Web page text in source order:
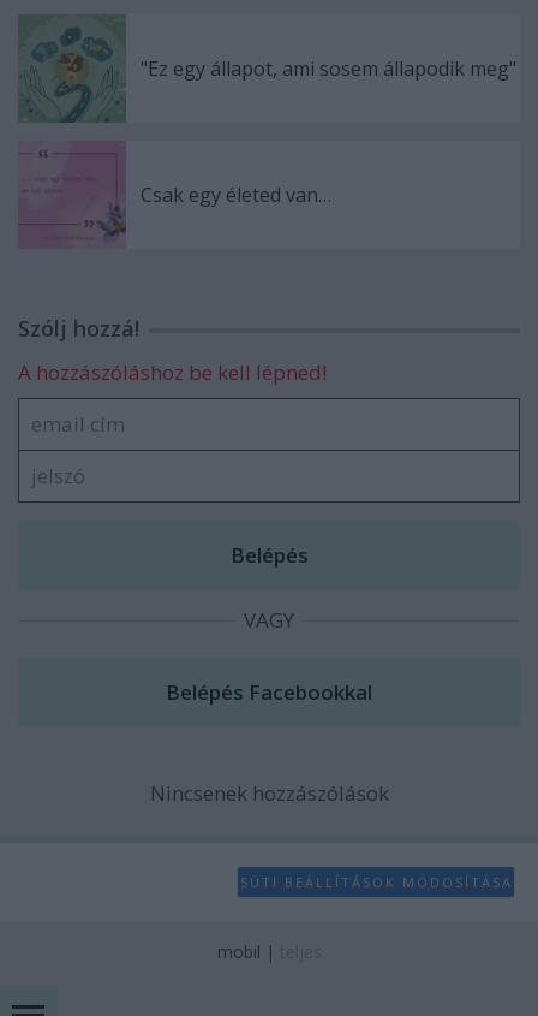
"Ez egy állapot, ami sosem állapodik meg"
Csak egy életed van…
Szólj hozzá!
A hozzászóláshoz be kell lépned!
VAGY
Nincsenek hozzászólások
SÜTI BEÁLLÍTÁSOK MÓDOSÍTÁSA
mobil |